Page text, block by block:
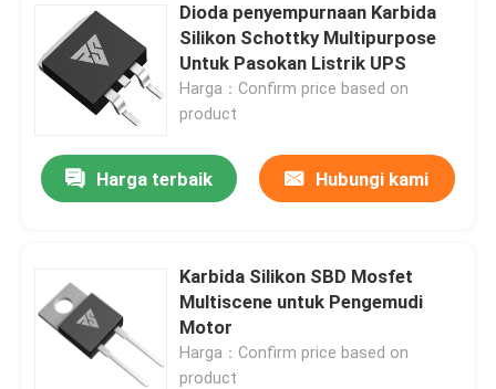
Dioda penyempurnaan Karbida
Silikon Schottky Multipurpose
Untuk Pasokan Listrik UPS
Harga：Confirm price based on
product
Harga terbaik Hubungi kami
Karbida Silikon SBD Mosfet
Multiscene untuk Pengemudi
Motor
Harga：Confirm price based on
product